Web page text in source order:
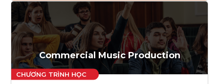
Ghi danh
Tham vấn Interlink
Commercial Music Production